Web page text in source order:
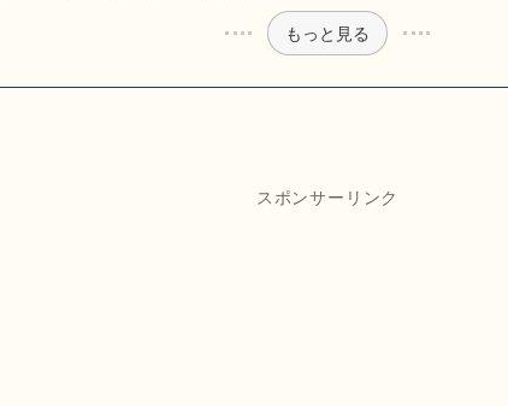
もっと見る
スポンサーリンク